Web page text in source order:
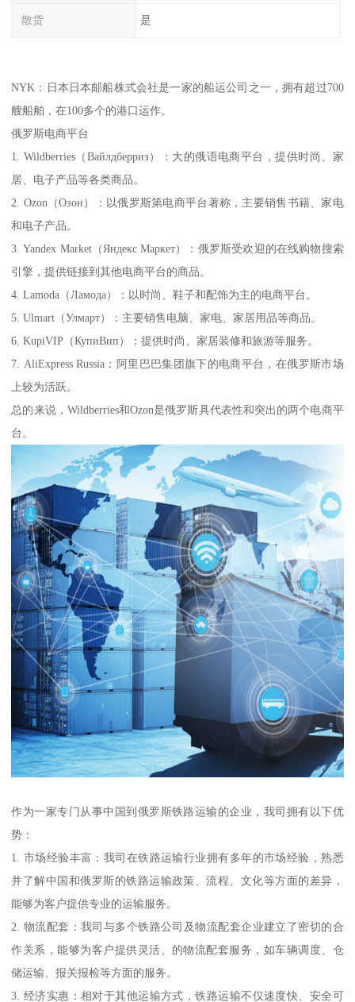
散货 是
NYK：日本日本邮船株式会社是一家的船运公司之一，拥有超过700
艘船舶，在100多个的港口运作。
俄罗斯电商平台
1. Wildberries（Вайлдберриз）：大的俄语电商平台，提供时尚、家
居、电子产品等各类商品。
2. Ozon（Озон）：以俄罗斯第电商平台著称，主要销售书籍、家电
和电子产品。
3. Yandex Market（Яндекс Маркет）：俄罗斯受欢迎的在线购物搜索
引擎，提供链接到其他电商平台的商品。
4. Lamoda（Ламода）：以时尚、鞋子和配饰为主的电商平台。
5. Ulmart（Улмарт）：主要销售电脑、家电、家居用品等商品。
6. KupiVIP（КупиВип）：提供时尚、家居装修和旅游等服务。
7. AliExpress Russia：阿里巴巴集团旗下的电商平台，在俄罗斯市场
上较为活跃。
总的来说，Wildberries和Ozon是俄罗斯具代表性和突出的两个电商平
台。
作为一家专门从事中国到俄罗斯铁路运输的企业，我司拥有以下优
势：
1. 市场经验丰富：我司在铁路运输行业拥有多年的市场经验，熟悉
并了解中国和俄罗斯的铁路运输政策、流程、文化等方面的差异，
能够为客户提供专业的运输服务。
2. 物流配套：我司与多个铁路公司及物流配套企业建立了密切的合
作关系，能够为客户提供灵活、的物流配套服务，如车辆调度、仓
储运输、报关报检等方面的服务。
3. 经济实惠：相对于其他运输方式，铁路运输不仅速度快、安全可